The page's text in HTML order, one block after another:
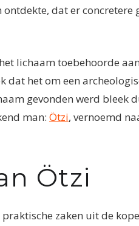
dat er concretere
lichaam toebehoorde
dat het om een
gevonden werd bleek
man: Ötzi, vernoemd
Ötzi
zaken uit de